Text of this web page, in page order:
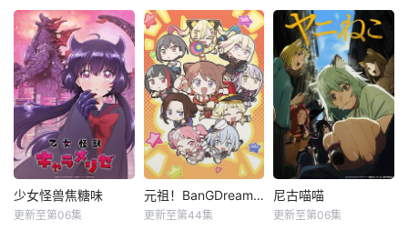
少女怪兽焦糖味
更新至第06集
元祖！BanGDream酱
更新至第44集
尼古喵喵
更新至第06集